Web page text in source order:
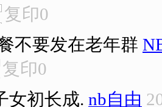
复印0
不要发在老年群
复印0
女初长成. nb自由